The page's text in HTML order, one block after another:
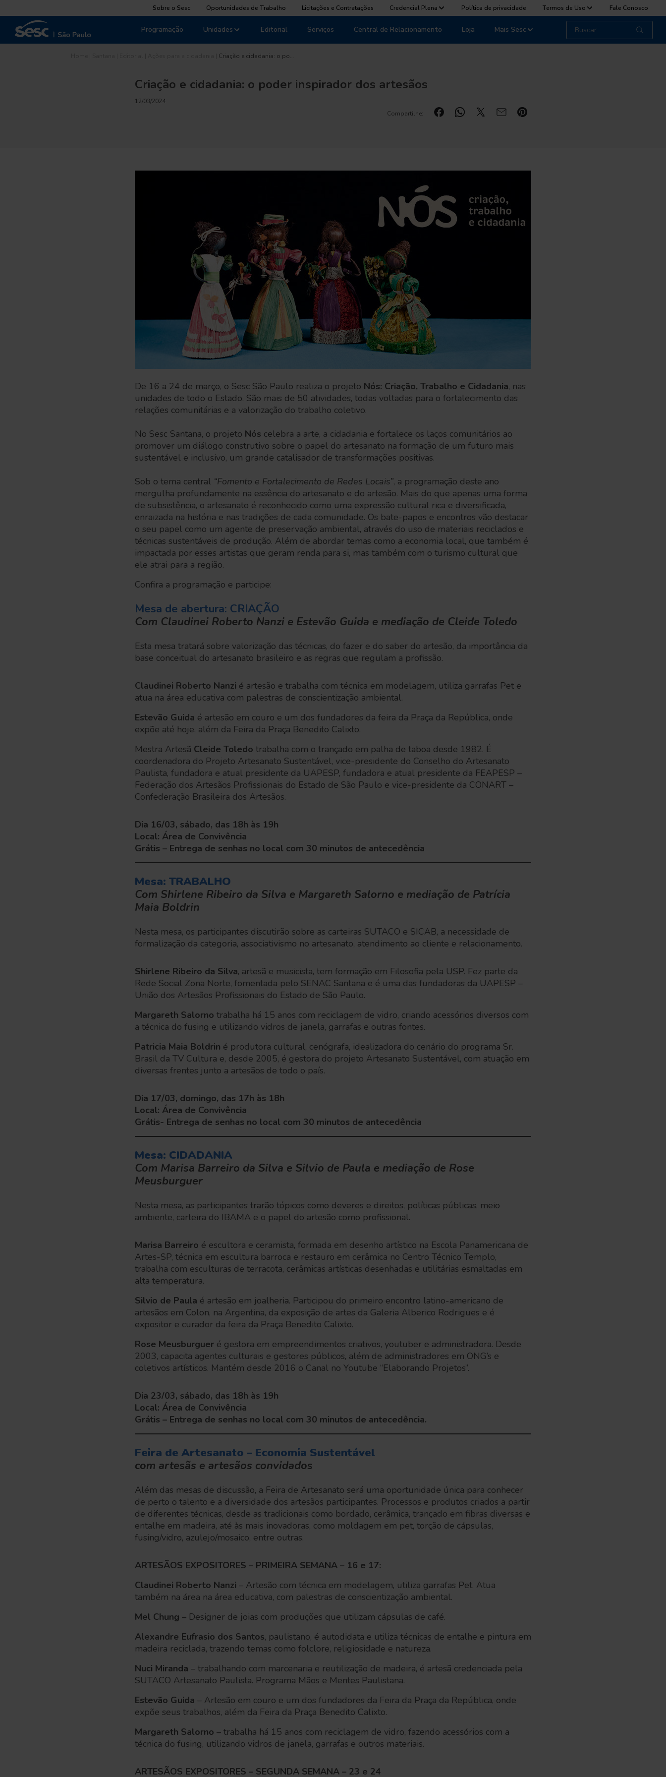
Sobre o Sesc Oportunidades de Trabalho Licitações e Contratações Credencial Plena Política de privacidade Termos de Uso Fale Conosco
Unidades
Programação Editorial Serviços Central de Relacionamento Loja Mais Sesc
Criação e cidadania: o po…
Criação e cidadania: o poder inspirador dos artesãos
12/03/2024
Compartilhe:
De 16 a 24 de março, o Sesc São Paulo realiza o projeto Nós: Criação, Trabalho e Cidadania, nas
unidades de todo o Estado. São mais de 50 atividades, todas voltadas para o fortalecimento das
relações comunitárias e a valorização do trabalho coletivo.
No Sesc Santana, o projeto Nós celebra a arte, a cidadania e fortalece os laços comunitários ao
promover um diálogo construtivo sobre o papel do artesanato na formação de um futuro mais
sustentável e inclusivo, um grande catalisador de transformações positivas.
Sob o tema central “Fomento e Fortalecimento de Redes Locais”, a programação deste ano
mergulha profundamente na essência do artesanato e do artesão. Mais do que apenas uma forma
de subsistência, o artesanato é reconhecido como uma expressão cultural rica e diversificada,
enraizada na história e nas tradições de cada comunidade. Os bate-papos e encontros vão destacar
o seu papel como um agente de preservação ambiental, através do uso de materiais reciclados e
técnicas sustentáveis de produção. Além de abordar temas como a economia local, que também é
impactada por esses artistas que geram renda para si, mas também com o turismo cultural que
ele atrai para a região.
Confira a programação e participe:
Mesa de abertura: CRIAÇÃO
Com Claudinei Roberto Nanzi e Estevão Guida e mediação de Cleide Toledo
Esta mesa tratará sobre valorização das técnicas, do fazer e do saber do artesão, da importância da
base conceitual do artesanato brasileiro e as regras que regulam a profissão.
Claudinei Roberto Nanzi é artesão e trabalha com técnica em modelagem, utiliza garrafas Pet e
atua na área educativa com palestras de conscientização ambiental.
Estevão Guida é artesão em couro e um dos fundadores da feira da Praça da República, onde
expõe até hoje, além da Feira da Praça Benedito Calixto.
Mestra Artesã Cleide Toledo trabalha com o trançado em palha de taboa desde 1982. É
coordenadora do Projeto Artesanato Sustentável, vice-presidente do Conselho do Artesanato
Paulista, fundadora e atual presidente da UAPESP, fundadora e atual presidente da FEAPESP –
Federação dos Artesãos Profissionais do Estado de São Paulo e vice-presidente da CONART –
Confederação Brasileira dos Artesãos.
Dia 16/03, sábado, das 18h às 19h
Local: Área de Convivência
Grátis – Entrega de senhas no local com 30 minutos de antecedência
Mesa: TRABALHO
Com Shirlene Ribeiro da Silva e Margareth Salorno e mediação de Patrícia
Maia Boldrin
Nesta mesa, os participantes discutirão sobre as carteiras SUTACO e SICAB, a necessidade de
formalização da categoria, associativismo no artesanato, atendimento ao cliente e relacionamento.
Shirlene Ribeiro da Silva, artesã e musicista, tem formação em Filosofia pela USP. Fez parte da
Rede Social Zona Norte, fomentada pelo SENAC Santana e é uma das fundadoras da UAPESP –
União dos Artesãos Profissionais do Estado de São Paulo.
Margareth Salorno trabalha há 15 anos com reciclagem de vidro, criando acessórios diversos com
a técnica do fusing e utilizando vidros de janela, garrafas e outras fontes.
Patricia Maia Boldrin é produtora cultural, cenógrafa, idealizadora do cenário do programa Sr.
Brasil da TV Cultura e, desde 2005, é gestora do projeto Artesanato Sustentável, com atuação em
diversas frentes junto a artesãos de todo o país.
Dia 17/03, domingo, das 17h às 18h
Local: Área de Convivência
Grátis- Entrega de senhas no local com 30 minutos de antecedência
Mesa: CIDADANIA
Com Marisa Barreiro da Silva e Silvio de Paula e mediação de Rose
Meusburguer
Nesta mesa, as participantes trarão tópicos como deveres e direitos, políticas públicas, meio
ambiente, carteira do IBAMA e o papel do artesão como profissional.
Marisa Barreiro é escultora e ceramista, formada em desenho artístico na Escola Panamericana de
Artes-SP, técnica em escultura barroca e restauro em cerâmica no Centro Técnico Templo,
trabalha com esculturas de terracota, cerâmicas artísticas desenhadas e utilitárias esmaltadas em
alta temperatura.
Silvio de Paula é artesão em joalheria. Participou do primeiro encontro latino-americano de
artesãos em Colon, na Argentina, da exposição de artes da Galeria Alberico Rodrigues e é
expositor e curador da feira da Praça Benedito Calixto.
Rose Meusburguer é gestora em empreendimentos criativos, youtuber e administradora. Desde
2003, capacita agentes culturais e gestores públicos, além de administradores em ONG’s e
coletivos artísticos. Mantém desde 2016 o Canal no Youtube “Elaborando Projetos”.
Dia 23/03, sábado, das 18h às 19h
Local: Área de Convivência
Grátis – Entrega de senhas no local com 30 minutos de antecedência.
Feira de Artesanato – Economia Sustentável
com artesãs e artesãos convidados
Além das mesas de discussão, a Feira de Artesanato será uma oportunidade única para conhecer
de perto o talento e a diversidade dos artesãos participantes. Processos e produtos criados a partir
de diferentes técnicas, desde as tradicionais como bordado, cerâmica, trançado em fibras diversas e
entalhe em madeira, até às mais inovadoras, como moldagem em pet, torção de cápsulas,
fusing/vidro, azulejo/mosaico, entre outras.
ARTESÃOS EXPOSITORES – PRIMEIRA SEMANA – 16 e 17:
Claudinei Roberto Nanzi – Artesão com técnica em modelagem, utiliza garrafas Pet. Atua
também na área na área educativa, com palestras de conscientização ambiental.
Mel Chung – Designer de joias com produções que utilizam cápsulas de café.
Alexandre Eufrasio dos Santos, paulistano, é autodidata e utiliza técnicas de entalhe e pintura em
madeira reciclada, trazendo temas como folclore, religiosidade e natureza.
Nuci Miranda – trabalhando com marcenaria e reutilização de madeira, é artesã credenciada pela
SUTACO Artesanato Paulista. Programa Mãos e Mentes Paulistana.
Estevão Guida – Artesão em couro e um dos fundadores da Feira da Praça da República, onde
expõe seus trabalhos, além da Feira da Praça Benedito Calixto.
Margareth Salorno – trabalha há 15 anos com reciclagem de vidro, fazendo acessórios com a
técnica do fusing, utilizando vidros de janela, garrafas e outros materiais.
ARTESÃOS EXPOSITORES – SEGUNDA SEMANA – 23 e 24